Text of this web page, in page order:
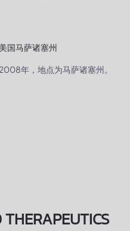
国马萨诸塞州
年，地点为马萨诸塞州。